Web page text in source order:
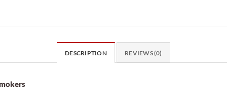
DESCRIPTION REVIEWS (0)